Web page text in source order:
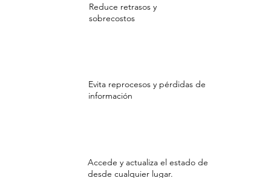
Accede y actualiza el estado de
desde cualquier lugar.
Evita reprocesos y pérdidas de
información
Reduce retrasos y
sobrecostos